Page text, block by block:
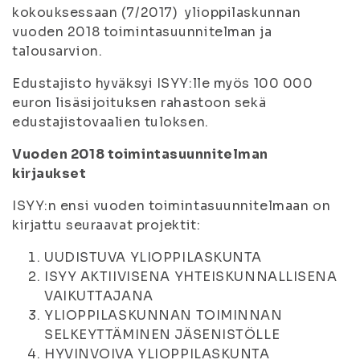
kokouksessaan (7/2017) ylioppilaskunnan
vuoden 2018 toimintasuunnitelman ja
talousarvion.
Edustajisto hyväksyi ISYY:lle myös 100 000
euron lisäsijoituksen rahastoon sekä
edustajistovaalien tuloksen.
Vuoden 2018 toimintasuunnitelman
kirjaukset
ISYY:n ensi vuoden toimintasuunnitelmaan on
kirjattu seuraavat projektit:
UUDISTUVA YLIOPPILASKUNTA
ISYY AKTIIVISENA YHTEISKUNNALLISENA
VAIKUTTAJANA
YLIOPPILASKUNNAN TOIMINNAN
SELKEYTTÄMINEN JÄSENISTÖLLE
HYVINVOIVA YLIOPPILASKUNTA